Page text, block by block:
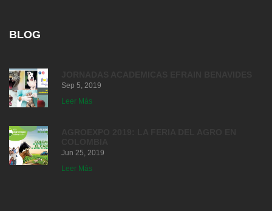
BLOG
Sep 5, 2019
Leer Más
Jun 25, 2019
Leer Más